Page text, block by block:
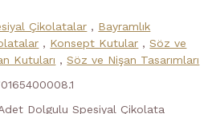
Çikolatalar , Bayramlık
, Konsept Kutular ,Söz ve
Kutuları ,Söz ve Nişan Tasarımları
Dolgulu Spesiyal Çikolata